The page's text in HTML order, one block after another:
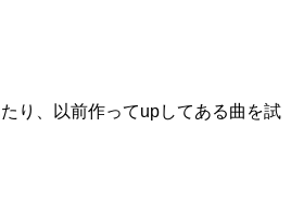
り、以前作ってupしてある曲を試